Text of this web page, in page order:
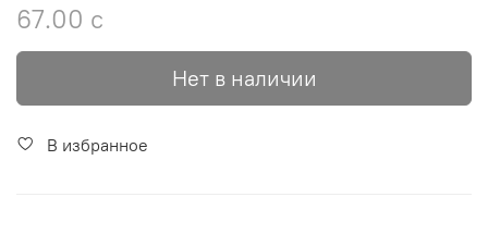
67.00 с
Нет в наличии
В избранное